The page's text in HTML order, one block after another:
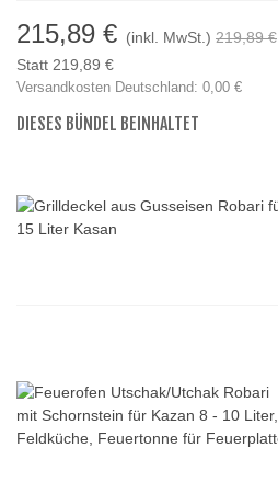
215,89 € (inkl. MwSt.) 219,89 €
Statt 219,89 €
Versandkosten Deutschland: 0,00 €
DIESES BÜNDEL BEINHALTET